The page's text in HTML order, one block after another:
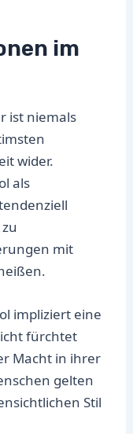
im
ist niemals
wider.
als
mit
impliziert eine
fürchtet
Macht in ihrer
gelten
Stil